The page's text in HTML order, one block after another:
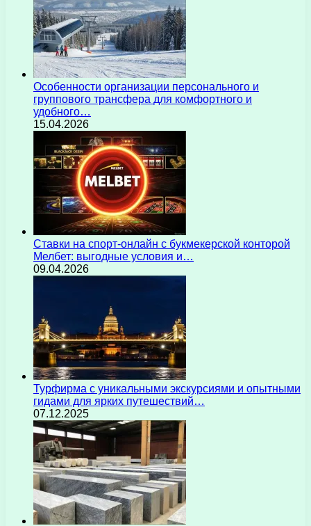
Особенности организации персонального и
группового трансфера для комфортного и
удобного…
15.04.2026
Ставки на спорт-онлайн с букмекерской конторой
Мелбет: выгодные условия и…
09.04.2026
Турфирма с уникальными экскурсиями и опытными
гидами для ярких путешествий…
07.12.2025